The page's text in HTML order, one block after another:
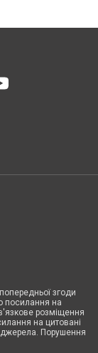
згоди
посилання на
розміщення
на цитовані
джерела. Порушення